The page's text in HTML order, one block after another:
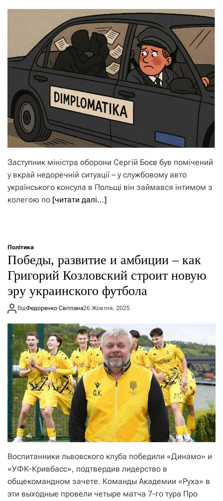
Заступник міністра оборони Сергій Боєв був помічений
у вкрай недоречній ситуації – у службовому авто
українського консула в Польщі він займався інтимом з
колегою по [читати далі…]
Політика
Победы, развитие и амбиции – как
Григорий Козловский строит новую
эру украинского футбола
ВідФедоренко Світлана26 Жовтня, 2025
Воспитанники львовского клуба победили «Динамо» и
«УФК-Кривбасс», подтвердив лидерство в
общекомандном зачете. Команды Академии «Руха» в
эти выходные провели четыре матча 7-го тура Про